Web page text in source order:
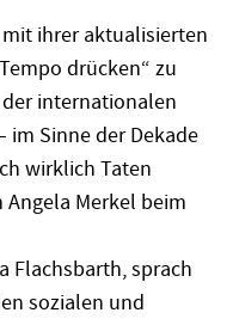
ihrer aktualisierten
drücken“ zu
internationalen
im Sinne der Dekade
wirklich Taten
Merkel beim
Flachsbarth, sprach
sozialen und